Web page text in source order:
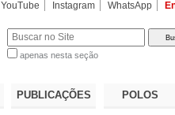
YouTube Instagram WhatsApp
apenas nesta seção
PUBLICAÇÕES POLOS